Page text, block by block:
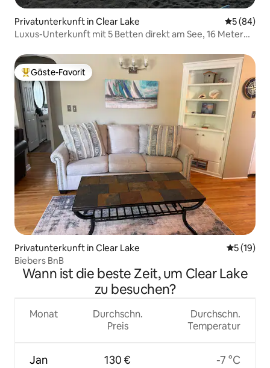
Privatunterkunft in Clear Lake
5 (84)
Luxus-Unterkunft mit 5 Betten direkt am See, 16 Meter
Beliebter Gäste-Favorit.
Gäste-Favorit
Privatunterkunft in Clear Lake
5 (19)
Biebers BnB
Wann ist die beste Zeit, um Clear Lake
zu besuchen?
Monat
Jan
Durchschn.
Preis
130 €
Durchschn.
Temperatur
-7 °C